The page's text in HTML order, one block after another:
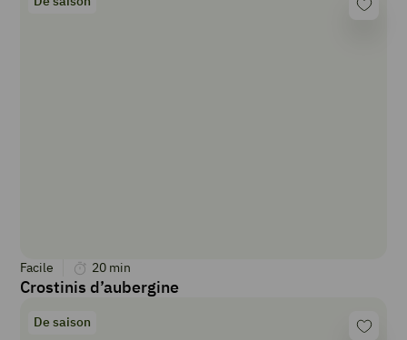
Facile 20 min
Crostinis d’aubergine
De saison